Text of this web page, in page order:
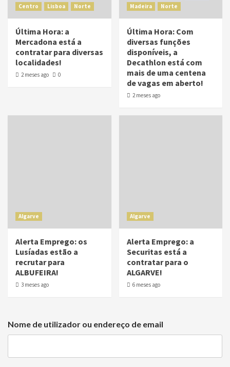
Centro
Lisboa Norte
Última Hora: a
Mercadona está a
contratar para diversas
localidades!
2 meses ago 0
Madeira
Norte
Última Hora: Com
diversas funções
disponíveis, a
Decathlon está com
mais de uma centena
de vagas em aberto!
2 meses ago
Algarve
Alerta Emprego: os
Lusíadas estão a
recrutar para
ALBUFEIRA!
3 meses ago
Algarve
Alerta Emprego: a
Securitas está a
contratar para o
ALGARVE!
6 meses ago
Nome de utilizador ou endereço de email